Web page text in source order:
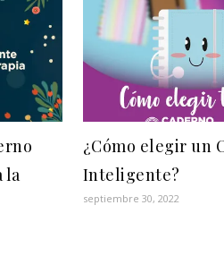
la
¿Cómo elegir un
Inteligente?
septiembre 30, 2022